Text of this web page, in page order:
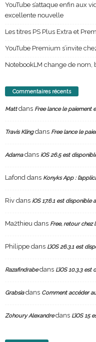
YouTube s’attaque enfin aux
excellente nouvelle
Les titres PS Plus Extra et
YouTube Premium s’invite
NotebookLM change de nom,
Commentaires récents
Mattdans Free lance le paiement
Travis Klingdans Free lance le
Adamadans iOS 26.5 est
Lafond dans Konyks App :
Riv dans iOS 17.6.1 est disponible
Ma2thieu dans Free, retour chez
Philippe dans L’iOS 26.3.1 est
Razafindrabedans L’iOS 10.3.3
Grabsiadans Comment accéder
Zohoury Alexandredans L’iOS